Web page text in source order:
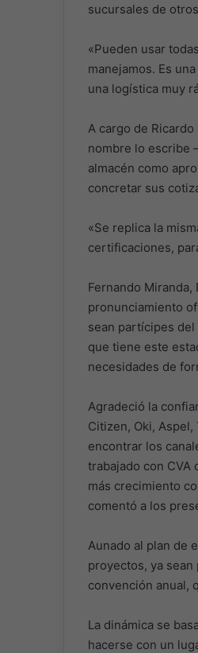
sucursales de
«Pueden usar
manejamos. Es
una logística muy
A cargo de
nombre lo escribe
almacén como
concretar sus
«Se replica la
certificaciones,
Fernando
pronunciamiento
sean partícipes
que tiene este
necesidades de
Agradeció la
Citizen, Oki,
encontrar los
trabajado con CVA
más crecimiento
comentó a los
Aunado al plan de
proyectos, ya
convención anual,
La dinámica se
hacerse con un